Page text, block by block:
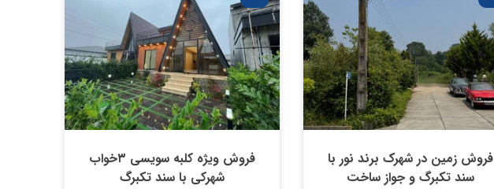
فروش زمین در شهرک برند نور با
سند تکبرگ و جواز ساخت
فروش ویژه کلبه سویسی ۳خواب
شهرکی با سند تکبرگ